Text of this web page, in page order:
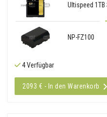
Ultispeed 1TB
NP-FZ100
4 Verfügbar
2093 € - In den Warenkorb